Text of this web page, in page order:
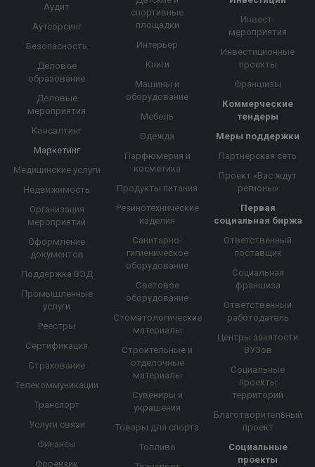
Аудит
Аутсорсинг
Безопасность
Деловое
образование
Деловые
мероприятия
Консалтинг
Маркетинг
Медицинские услуги
Недвижимость
Организация
мероприятий
Оформление
документов
Поддержка ВЭД
Промышленные
услуги
Реестры
Сертификация
Страхование
Телекоммуникации
Транспорт
Услуги связи
Финансы
Форензик
спортивные
площадки
Интерьер
Книги
Машины и
оборудование
Мебель
Одежда
Парфюмерия и
косметика
Продукты питания
Резинотехнические
изделия
Санитарно-
гигиеническое
оборудование
Световое
оборудование
Стоматологические
материалы
Строительные и
отделочные
материалы
Сувениры и
украшения
Товары для спорта
Топливо
Инвест-
мероприятия
Инвестиционные
проекты
Франшизы
Коммерческие
тендеры
Меры поддержки
Партнерская сеть
Проект «Вас ждут
регионы»
Первая
социальная биржа
Ответственный
поставщик
Социальная
франшиза
Ответственный
работодатель
Центры занятости
ВУЗов
Социальные
проекты
территорий
Благотворительный
проект
Социальные
проекты